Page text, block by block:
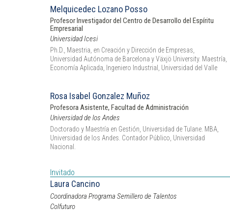
Melquicedec Lozano Posso
Profesor Investigador del Centro de Desarrollo del Espíritu
Empresarial
Universidad Icesi
Ph.D., Maestria, en Creación y Dirección de Empresas,
Universidad Autónoma de Barcelona y Växjö University. Maestría,
Economía Aplicada, Ingeniero Industrial, Universidad del Valle
Rosa Isabel Gonzalez Muñoz
Profesora Asistente, Facultad de Administración
Universidad de los Andes
Doctorado y Maestría en Gestión, Universidad de Tulane. MBA,
Universidad de los Andes. Contador Público, Universidad
Nacional.
Invitado
Laura Cancino
Coordinadora Programa Semillero de Talentos
Colfuturo